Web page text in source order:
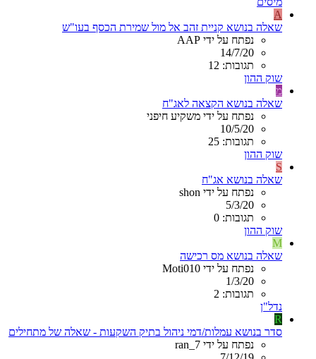
A
שאלה בנושא קניית זהב אל מול שמירת הכסף בעו"ש
נפתח על ידי AAP
14/7/20
תגובות: 12
שוק ההון
מ
שאלה בנושא הקצאה לאג"ח
נפתח על ידי משקיע חיפני
10/5/20
תגובות: 25
שוק ההון
S
שאלה בנושא אג"ח
נפתח על ידי shon
5/3/20
תגובות: 0
שוק ההון
M
שאלה בנושא מס רכישה
נפתח על ידי Moti010
1/3/20
תגובות: 2
נדל"ן
R
סדר בנושא עמלות/דמי ניהול בתיק השקעות - שאלה של מתחילים
נפתח על ידי ran_7